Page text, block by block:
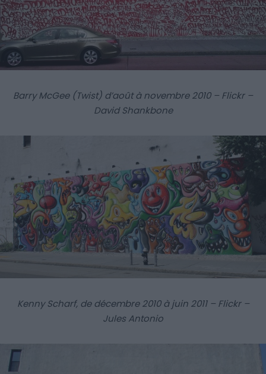
Barry McGee (Twist) d’août à novembre 2010 – Flickr –
David Shankbone
Kenny Scharf, de décembre 2010 à juin 2011 – Flickr –
Jules Antonio